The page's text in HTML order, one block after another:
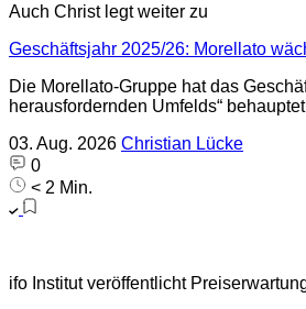
Auch Christ legt weiter zu
Geschäftsjahr 2025/26: Morellato
Die Morellato-Gruppe hat das
herausfordernden Umfelds“
03. Aug. 2026 Christian Lücke
0
< 2 Min.
ifo Institut veröffentlicht